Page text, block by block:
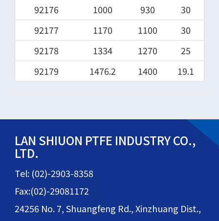
92176
1000 930
30
92177
1170 1100
30
92178
1334 1270
25
92179
1476.2 1400 19.1
LAN SHIUON PTFE INDUSTRY CO.,
LTD.
Tel: (02)-2903-8358
Fax:(02)-29081172
24256 No. 7, Shuangfeng Rd., Xinzhuang Dist.,